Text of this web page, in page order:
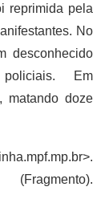
reprimida pela
No
desconhecido
policiais. Em
matando doze
(Fragmento).